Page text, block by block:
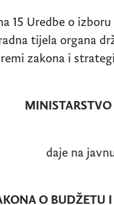
15 Uredbe o
tijela organa
zakona i
javnu
O BUDŽETU I